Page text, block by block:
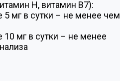
Н, витамин В7):
мг в сутки – не менее чем
мг в сутки – не менее